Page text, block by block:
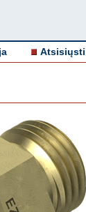
Atsisiųsti